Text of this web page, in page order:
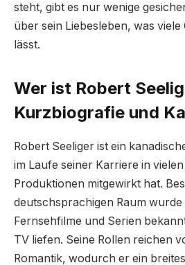
steht, gibt es nur wenige
über sein Liebesleben, was
lässt.
Wer ist Robert
Kurzbiografie und
Robert Seeliger ist ein
im Laufe seiner Karriere in
Produktionen mitgewirkt hat.
deutschsprachigen Raum
Fernsehfilme und Serien
TV liefen. Seine Rollen reichen
Romantik, wodurch er ein